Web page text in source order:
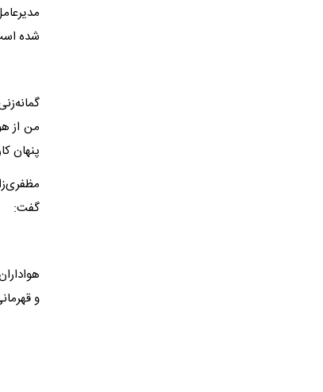
شده
من از
پنهان
گفت:
و